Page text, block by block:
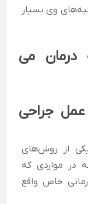
وی بسیار
عمل جراحی
از روش‌های
در مواردی که
خاص واقع